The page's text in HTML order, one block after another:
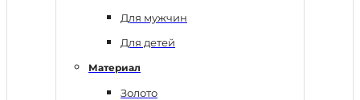
Для мужчин
Для детей
Материал
Золото